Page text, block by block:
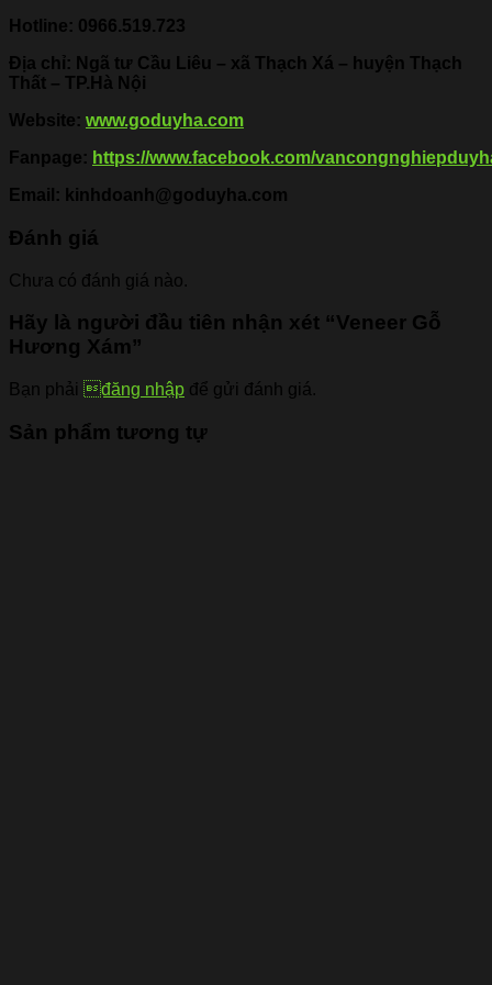
Hotline: 0966.519.723
Địa chỉ: Ngã tư Cầu Liêu – xã Thạch Xá – huyện Thạch
Thất – TP.Hà Nội
Website: www.goduyha.com
Fanpage: https://www.facebook.com/
Email: kinhdoanh@goduyha.com
Đánh giá
Chưa có đánh giá nào.
Hãy là người đầu tiên nhận xét “Veneer Gỗ
Hương Xám”
Bạn phải đăng nhập để gửi đánh giá.
Sản phẩm tương tự